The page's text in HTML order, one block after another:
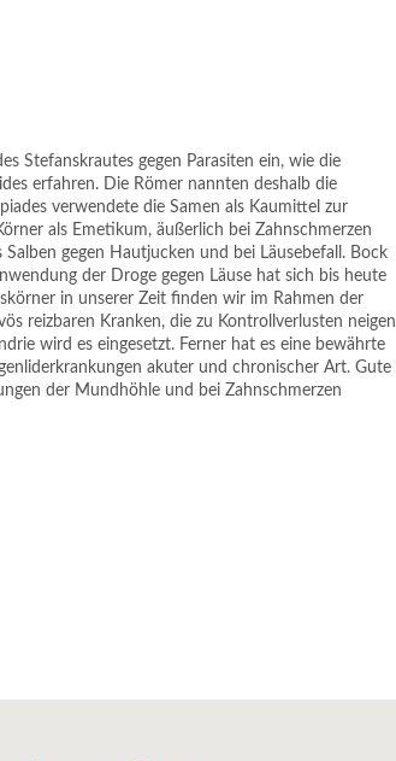
Stefanskrautes gegen Parasiten ein, wie die
erfahren. Die Römer nannten deshalb die
verwendete die Samen als Kaumittel zur
als Emetikum, äußerlich bei Zahnschmerzen
gegen Hautjucken und bei Läusebefall. Bock
der Droge gegen Läuse hat sich bis heute
in unserer Zeit finden wir im Rahmen der
reizbaren Kranken, die zu Kontrollverlusten neigen
wird es eingesetzt. Ferner hat es eine bewährte
akuter und chronischer Art. Gute
der Mundhöhle und bei Zahnschmerzen